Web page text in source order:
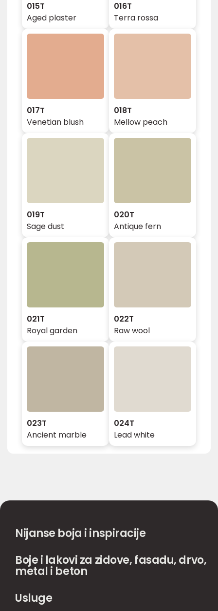
015T
Aged plaster
016T
Terra rossa
017T
Venetian blush
018T
Mellow peach
019T
Sage dust
020T
Antique fern
021T
Royal garden
022T
Raw wool
023T
Ancient marble
024T
Lead white
Nijanse boja i inspiracije
Boje i lakovi za zidove, fasadu, drvo,
metal i beton
Usluge